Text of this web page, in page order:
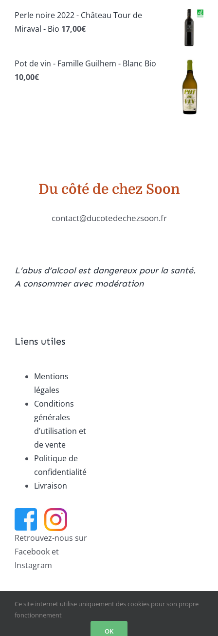
Perle noire 2022 - Château Tour de
Miraval - Bio 17,00€
Pot de vin - Famille Guilhem - Blanc Bio
10,00€
Du côté de chez Soon
contact@ducotedechezsoon.fr
L’abus d’alcool est dangereux pour la santé.
A consommer avec modération
Liens utiles
Mentions
légales
Conditions
générales
d’utilisation et
de vente
Politique de
confidentialité
Livraison
Retrouvez-nous sur
Facebook et
Instagram
© Copyright 2021 | Tous droits réservés | Réalisation par
Ce site internet utilise uniquement des cookies pour son propre
fonctionnement
OK